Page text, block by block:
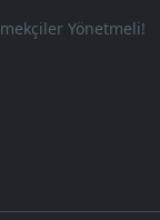
Yönetmeli!